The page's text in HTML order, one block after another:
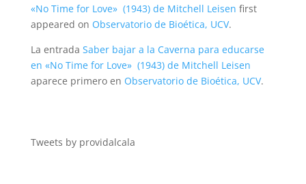
«No Time for Love» (1943) de Mitchell Leisen first
appeared on Observatorio de Bioética, UCV.
La entrada Saber bajar a la Caverna para educarse
en «No Time for Love» (1943) de Mitchell Leisen
aparece primero en Observatorio de Bioética, UCV.
Tweets by providalcala